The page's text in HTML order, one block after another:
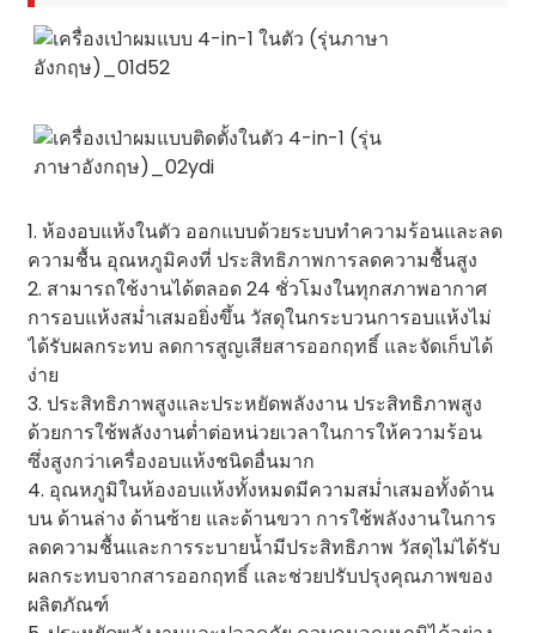
1. ห้องอบแห้งในตัว ออกแบบด้วยระบบทำความร้อนและลด
ความชื้น อุณหภูมิคงที่ ประสิทธิภาพการลดความชื้นสูง
2. สามารถใช้งานได้ตลอด 24 ชั่วโมงในทุกสภาพอากาศ
การอบแห้งสม่ำเสมอยิ่งขึ้น วัสดุในกระบวนการอบแห้งไม่
ได้รับผลกระทบ ลดการสูญเสียสารออกฤทธิ์ และจัดเก็บได้
ง่าย
3. ประสิทธิภาพสูงและประหยัดพลังงาน ประสิทธิภาพสูง
ด้วยการใช้พลังงานต่ำต่อหน่วยเวลาในการให้ความร้อน
ซึ่งสูงกว่าเครื่องอบแห้งชนิดอื่นมาก
4. อุณหภูมิในห้องอบแห้งทั้งหมดมีความสม่ำเสมอทั้งด้าน
บน ด้านล่าง ด้านซ้าย และด้านขวา การใช้พลังงานในการ
ลดความชื้นและการระบายน้ำมีประสิทธิภาพ วัสดุไม่ได้รับ
ผลกระทบจากสารออกฤทธิ์ และช่วยปรับปรุงคุณภาพของ
ผลิตภัณฑ์